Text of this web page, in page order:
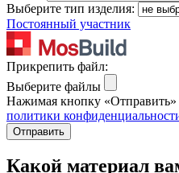
Выберите тип изделия:
Постоянный участник
Прикрепить файл:
Выберите файлы
Нажимая кнопку «Отправить»
политики
Отправить
Какой материал